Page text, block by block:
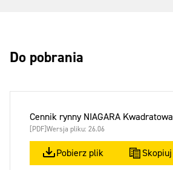
Do pobrania
Cennik rynny NIAGARA Kwadratowa
[PDF]Wersja pliku: 26.06
Pobierz plik Skopiuj